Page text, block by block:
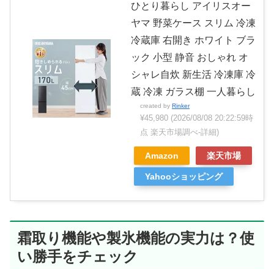
ひとり暮らし アイリスオー
ヤマ 野菜ケース スリム 冷凍
冷蔵庫 右開き ホワイト ブラ
ック 小型 静音 おしゃれ オ
シャレ自炊 新生活 冷凍庫 冷
蔵 冷凍 ガラス棚 一人暮らし
created by Rinker
¥45,980 (2026/08/08 20:22:59時
点 楽天市場調べ-詳細)
Amazon 楽天市場
Yahooショッピング
霜取り機能や製氷機能の実力は？使
い勝手をチェック